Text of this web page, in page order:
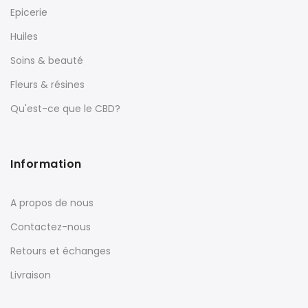
Epicerie
Huiles
Soins & beauté
Fleurs & résines
Qu'est-ce que le CBD?
Information
A propos de nous
Contactez-nous
Retours et échanges
Livraison